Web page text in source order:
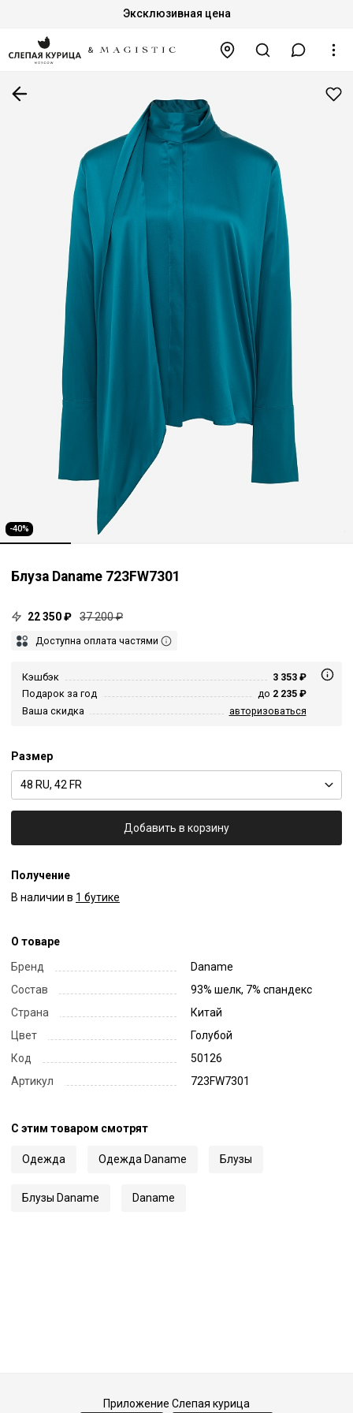
Эксклюзивная цена
-40%
Блуза Daname 723FW7301
22 350 ₽ 37 200 ₽
Доступна оплата частями
Кэшбэк
3 353 ₽
Подарок за год
до 2 235 ₽
Ваша скидка
авторизоваться
Размер
48 RU, 42 FR
Добавить в корзину
Получение
В наличии в 1 бутике
О товаре
Бренд
Daname
Состав
93% шелк, 7% спандекс
Страна
Китай
Цвет
Голубой
Код
50126
Артикул
723FW7301
С этим товаром смотрят
Одежда Одежда Daname Блузы
Блузы Daname Daname
Приложение Слепая курица